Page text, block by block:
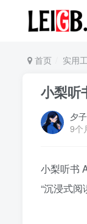
首页 实用
小梨听
夕
9个
小梨听书
“沉浸式阅